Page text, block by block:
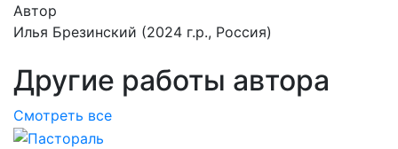
Автор
Илья Брезинский (2024 г.р., Россия)
Другие работы автора
Смотреть все